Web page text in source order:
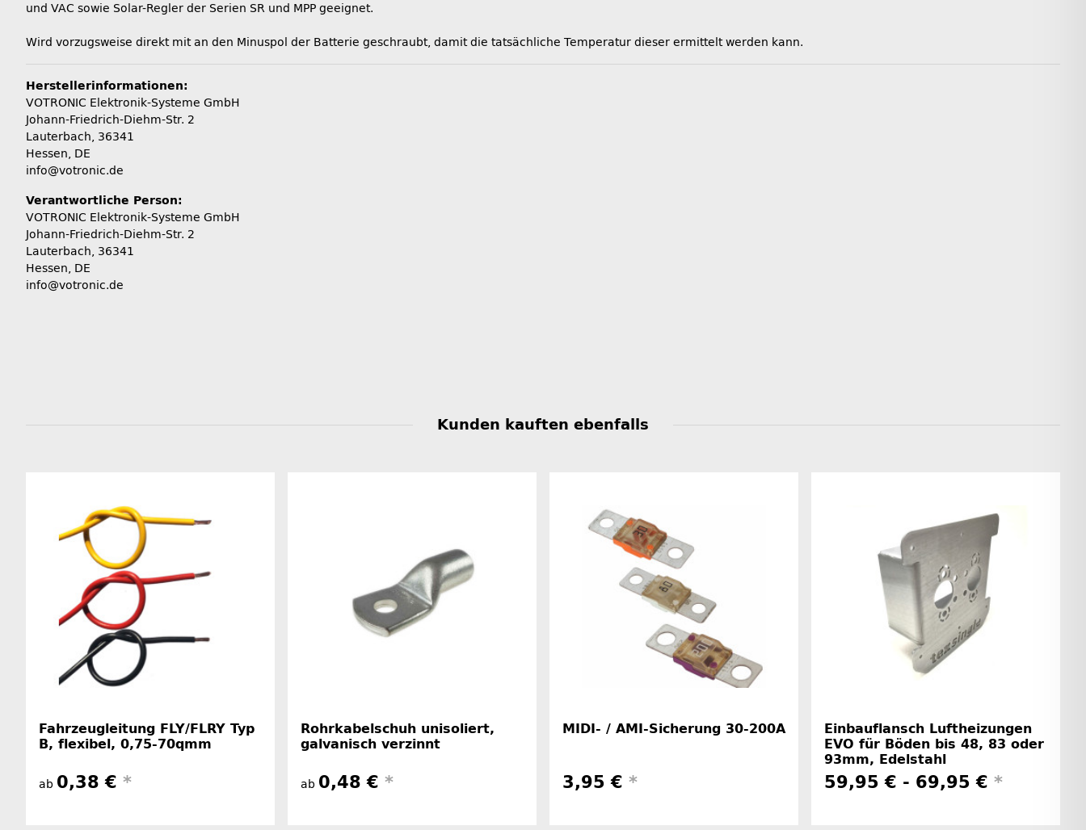
und VAC sowie Solar-Regler der Serien SR und MPP geeignet.
Wird vorzugsweise direkt mit an den Minuspol der Batterie geschraubt, damit die tatsächliche Temperatur dieser ermittelt werden kann.
Herstellerinformationen:
VOTRONIC Elektronik-Systeme GmbH
Johann-Friedrich-Diehm-Str. 2
Lauterbach, 36341
Hessen, DE
info@votronic.de
Verantwortliche Person:
VOTRONIC Elektronik-Systeme GmbH
Johann-Friedrich-Diehm-Str. 2
Lauterbach, 36341
Hessen, DE
info@votronic.de
Kunden kauften ebenfalls
Fahrzeugleitung FLY/FLRY Typ
B, flexibel, 0,75-70qmm
ab 0,38 € *
Rohrkabelschuh unisoliert,
galvanisch verzinnt
ab 0,48 € *
MIDI- / AMI-Sicherung 30-200A
3,95 € *
Einbauflansch Luftheizungen
EVO für Böden bis 48, 83 oder
93mm, Edelstahl
59,95 € - 69,95 € *